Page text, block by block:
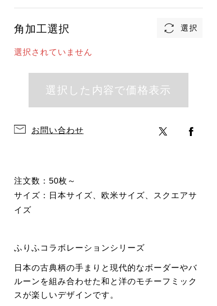
角加工選択
選択されていません
お問い合わせ
注文数：50枚～
サイズ：日本サイズ、欧米サイズ、スクエアサ
イズ
ふりふコラボレーションシリーズ
日本の古典柄の手まりと現代的なボーダーやバ
ルーンを組み合わせた和と洋のモチーフミック
スが楽しいデザインです。